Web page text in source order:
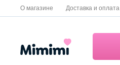
О магазине Доставка и оплата